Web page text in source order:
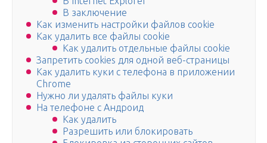
В заключение
Как изменить настройки файлов cookie
Как удалить все файлы cookie
Как удалить отдельные файлы cookie
Запретить cookies для одной веб-страницы
Как удалить куки с телефона в приложении
Chrome
Нужно ли удалять файлы куки
На телефоне с Андроид
Как удалить
Разрешить или блокировать